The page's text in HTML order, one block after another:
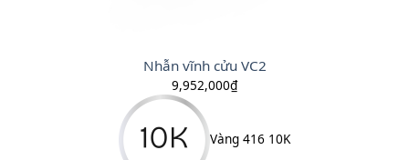
Nhẫn vĩnh cửu VC2
9,952,000₫
Vàng 416 10K